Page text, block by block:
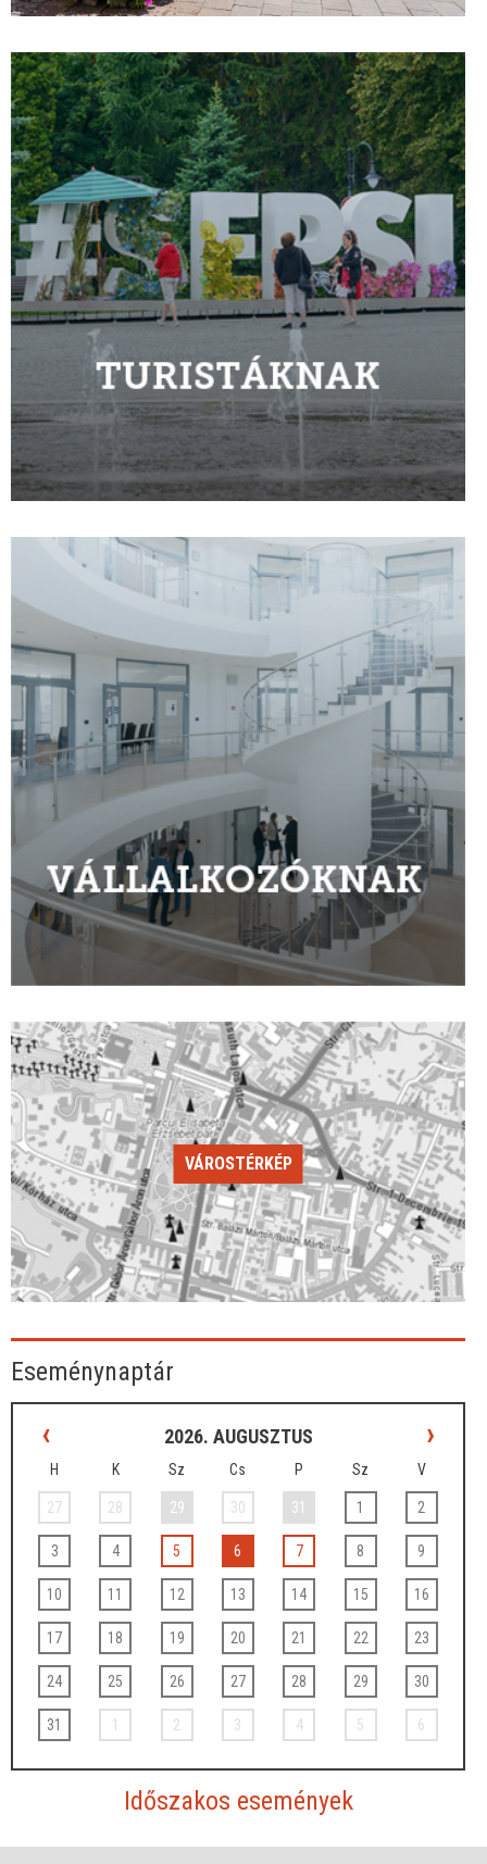
VÁROSTÉRKÉP
Eseménynaptár
‹ 2026. AUGUSZTUS ›
H K Sz Cs P Sz V
27 28 29 30 31 1 2
3 4 5 6 7 8 9
10 11 12 13 14 15 16
17 18 19 20 21 22 23
24 25 26 27 28 29 30
31 1 2 3 4 5 6
Időszakos események